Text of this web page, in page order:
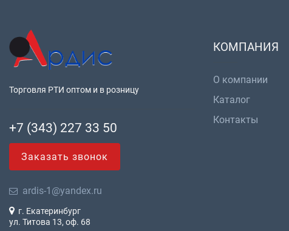
Торговля РТИ оптом и в розницу
+7 (343) 227 33 50
Заказать звонок
ardis-1@yandex.ru
г. Екатеринбург
ул. Титова 13, оф. 68
КОМПАНИЯ
О компании
Каталог
Контакты